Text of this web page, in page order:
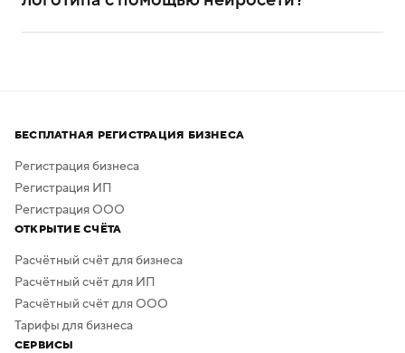
а скачать результат можно бесплатно в высоком
качестве. Дополнительная обработка не нужна —
в сервисе предусмотрено скачивание логотипа без
фона.
БЕСПЛАТНАЯ РЕГИСТРАЦИЯ БИЗНЕСА
Регистрация бизнеса
Регистрация ИП
Регистрация ООО
ОТКРЫТИЕ СЧЁТА
Расчётный счёт для бизнеса
Расчётный счёт для ИП
Расчётный счёт для ООО
Тарифы для бизнеса
СЕРВИСЫ